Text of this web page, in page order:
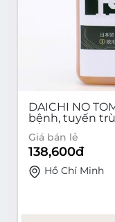
DAICHI NO
bệnh, tuyến
Giá bán lẻ
138,600đ
Hồ Chí Minh